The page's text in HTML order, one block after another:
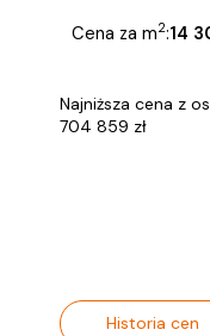
Cena za m2:14
Najniższa cena z
704 859 zł
Historia cen